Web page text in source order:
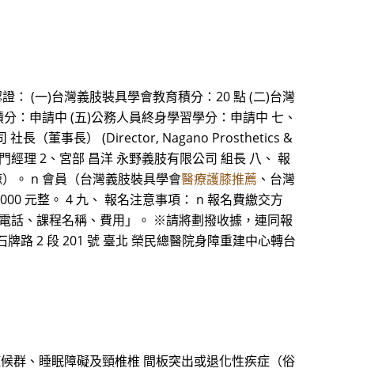
： (一)台灣義肢裝具學會教育積分：20 點 (二)台灣
：申請中 (五)公務人員終身學習學分：申請中 七、
社長（董事長） (Director, Nagano Prosthetics &
理 2、宮部 昌洋 永野義肢有限公司 組長 八、 報
。 n 會員（台灣義肢裝具學會醫療護膝推薦 、台灣
元整。 4 九、 報名注意事項： n 報名費繳交方
話、課程名稱、費用」。 ※請將劃撥收據，連同報
路 2 段 201 號 臺北 榮民總醫院身障重建中心轉台
群、睡眠障礙及頸椎椎 間板突出或退化性疾症（俗